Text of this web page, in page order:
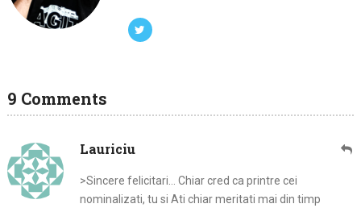
9 Comments
Lauriciu
>Sincere felicitari… Chiar cred ca printre cei
nominalizati, tu si Ati chiar meritati mai din timp